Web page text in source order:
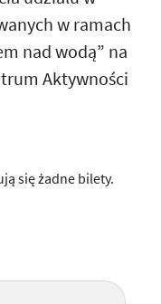
w ramach
nad wodą” na
Aktywności
się żadne bilety.